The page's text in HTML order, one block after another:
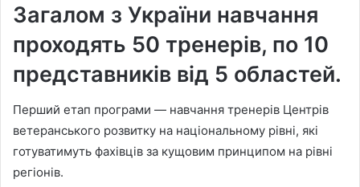
Загалом з України навчання
проходять 50 тренерів, по 10
представників від 5 областей.
Перший етап програми — навчання тренерів Центрів
ветеранського розвитку на національному рівні, які
готуватимуть фахівців за кущовим принципом на рівні
регіонів.